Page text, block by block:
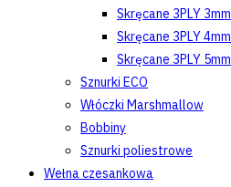
Skręcane 3PLY 3mm
Skręcane 3PLY 4mm
Skręcane 3PLY 5mm
Sznurki ECO
Włóczki Marshmallow
Bobbiny
Sznurki poliestrowe
Wełna czesankowa